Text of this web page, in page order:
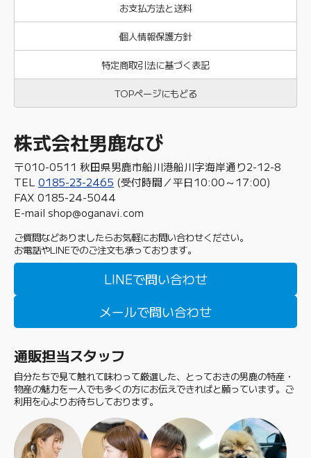
お支払方法と送料
個人情報保護方針
特定商取引法に基づく表記
TOPページにもどる
株式会社男鹿なび
〒010-0511 秋田県男鹿市船川港船川字海岸通り2-12-8
TEL0185-23-2465 (受付時間／平日10:00～17:00)
FAX 0185-24-5044
E-mail shop@oganavi.com
ご質問などありましたらお気軽にお問い合わせください。
お電話やLINEでのご注文も承っております。
LINEで問い合わせ
メールで問い合わせ
通販担当スタッフ
自分たちで見て触れて味わって厳選した、とっておきの男鹿の特産・
物産の魅力を一人でも多くの方にお伝えできればと願っています。ご
利用を心よりお待ちしております。